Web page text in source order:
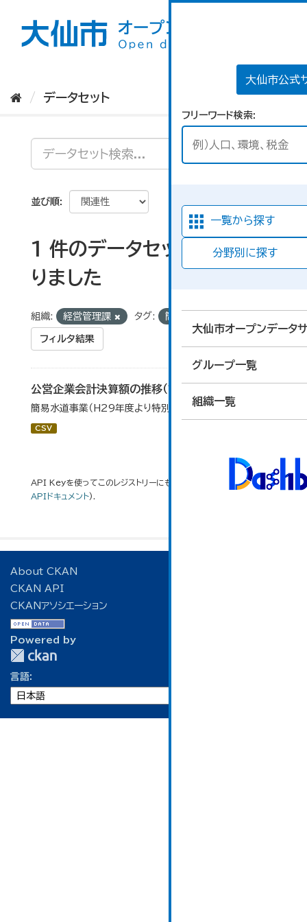
大仙市公式
フリーワード検索
一覧から探す
分野別に探す
大仙市オープンデータ
グループ一覧
組織一覧
データセット
並び順
1 件のデータセットが見つか
りました
組織: 経営管理課 タグ: 簡易水道事業
フィルタ結果
公営企業会計決算額の推移（簡易水道事業）
簡易水道事業（H29年度より特別会計から移行）
CSV
API Keyを使ってこのレジストリーにもアクセス可能ですAPI(see
APIドキュメント).
About CKAN
CKAN API
CKANアソシエーション
Powered by
言語